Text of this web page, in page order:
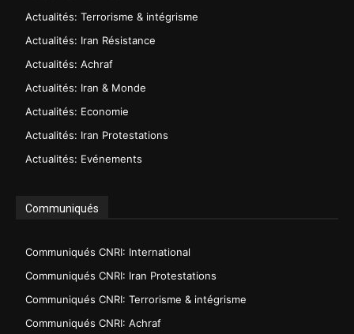
Actualités: Terrorisme & intégrisme
Actualités: Iran Résistance
Actualités: Achraf
Actualités: Iran & Monde
Actualités: Economie
Actualités: Iran Protestations
Actualités: Evénements
Communiqués
Communiqués CNRI: International
Communiqués CNRI: Iran Protestations
Communiqués CNRI: Terrorisme & intégrisme
Communiqués CNRI: Achraf